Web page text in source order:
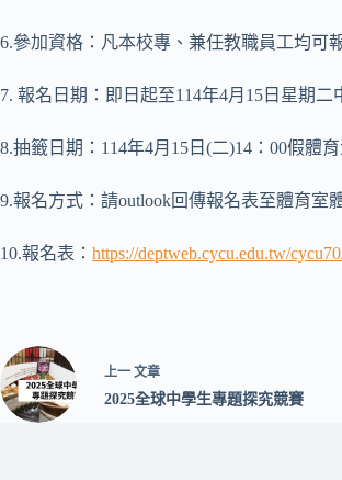
6.參加資格：凡本校專、兼任教職員工均可
7. 報名日期：即日起至114年4月15日星期二
8.抽籤日期：114年4月15日(二)14：00假體
9.報名方式：請outlook回傳報名表至體育室
10.報名表： https://deptweb.cycu.edu.tw/
上一 文章
2025全球中學生專題探究競賽